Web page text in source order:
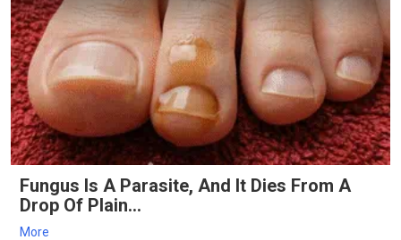
Fungus Is A Parasite, And It Dies From A
Drop Of Plain...
More